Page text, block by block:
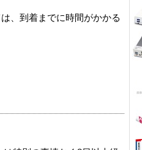
、到着までに時間がかかる